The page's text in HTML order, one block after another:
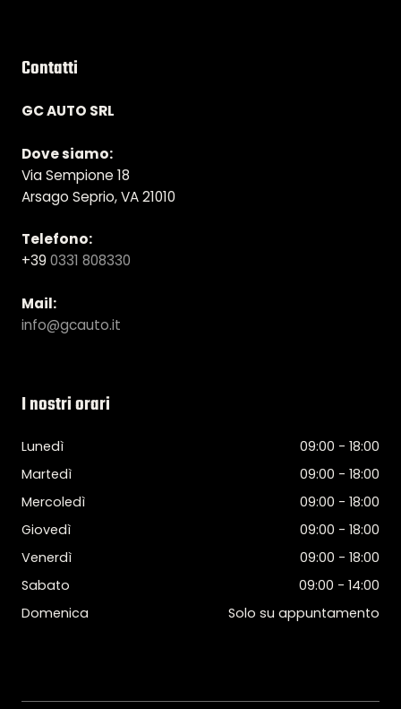
Contatti
GC AUTO SRL
Dove siamo:
Via Sempione 18
Arsago Seprio, VA 21010
Telefono:
+39 0331 808330
Mail:
info@gcauto.it
I nostri orari
Lunedì
09:00 - 18:00
Martedì
09:00 - 18:00
Mercoledì
09:00 - 18:00
Giovedì
09:00 - 18:00
Venerdì
09:00 - 18:00
Sabato
09:00 - 14:00
Domenica
Solo su appuntamento